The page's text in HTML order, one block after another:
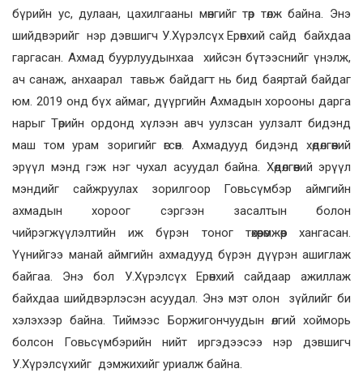
бүрийн ус, дулаан, цахилгааны мөнгийг төр төлж байна. Энэ
шийдвэрийг нэр дэвшигч У.Хүрэлсүх Ерөнхий сайд байхдаа
гаргасан. Ахмад буурлуудынхаа хийсэн бүтээснийг үнэлж,
ач санаж, анхаарал тавьж байдагт нь бид баяртай байдаг
юм. 2019 онд бүх аймаг, дүүргийн Ахмадын хорооны дарга
нарыг Төрийн ордонд хүлээн авч уулзсан уулзалт бидэнд
маш том урам зоригийг өгсөн. Ахмадууд бидэнд хөдөлгөөний
эрүүл мэнд гэж нэг чухал асуудал байна. Хөдөлгөөний эрүүл
мэндийг сайжруулах зорилгоор Говьсүмбэр аймгийн
ахмадын хороог сэргээн засалтын болон
чийрэгжүүлэлтийн иж бүрэн тоног төхөөрөмжөөр хангасан.
Үүнийгээ манай аймгийн ахмадууд бүрэн дүүрэн ашиглаж
байгаа. Энэ бол У.Хүрэлсүх Ерөнхий сайдаар ажиллаж
байхдаа шийдвэрлэсэн асуудал. Энэ мэт олон зүйлийг би
хэлэхээр байна. Тиймээс Боржигончуудын өлгий хойморь
болсон Говьсүмбэрийн нийт иргэдээсээ нэр дэвшигч
У.Хүрэлсүхийг дэмжихийг уриалж байна.